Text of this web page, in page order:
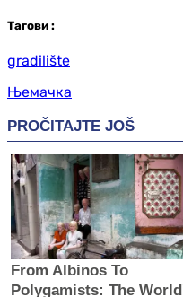
Тагови :
gradilište
Њемачка